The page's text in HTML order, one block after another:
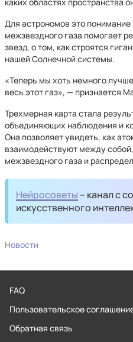
Для астрономов это
межзвездного газа помогает
звезд, о том, как строятся
нашей Солнечной системы.
«Теперь мы хоть немного
весь этот газ», — признается
Трехмерная карта стала
объединяющих наблюдения и
Она позволяет увидеть, как
взаимодействуют между
межзвездного газа и
Нейросоветы – канал с
искусственного
Новости
FAQ
Пользовательское
Обратная связь